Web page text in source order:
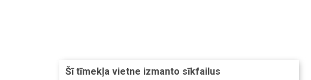
Šī tīmekļa vietne izmanto sīkfailus